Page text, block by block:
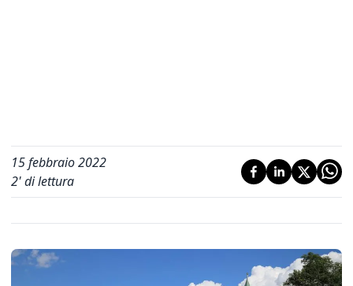
15 febbraio 2022
2' di lettura